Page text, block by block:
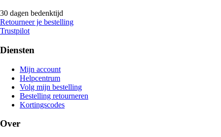
30 dagen bedenktijd
Retourneer je bestelling
Trustpilot
Diensten
Mijn account
Helpcentrum
Volg mijn bestelling
Bestelling retourneren
Kortingscodes
Over